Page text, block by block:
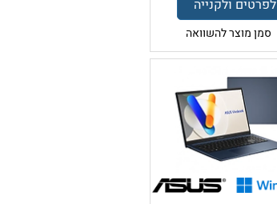
לפרטים ולקנייה
סמן מוצר להשוואה